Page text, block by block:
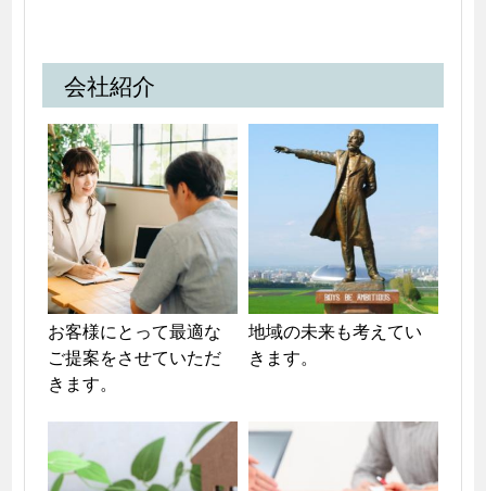
会社紹介
お客様にとって最適な
ご提案をさせていただ
きます。
地域の未来も考えてい
きます。